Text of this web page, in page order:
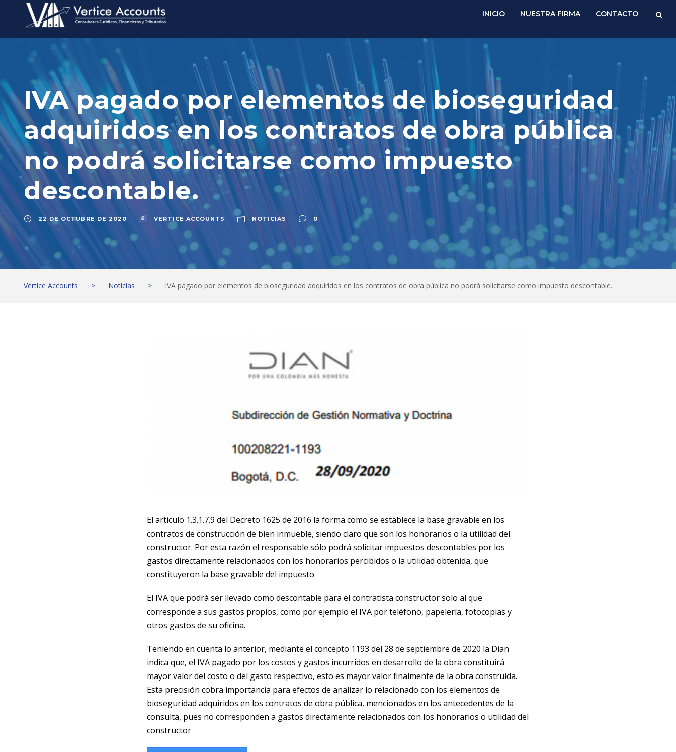
INICIO NUESTRA FIRMA CONTACTO
IVA pagado por elementos de bioseguridad
adquiridos en los contratos de obra pública
no podrá solicitarse como impuesto
descontable.
22 DE OCTUBRE DE 2020 VERTICE ACCOUNTS NOTICIAS 0
Vertice Accounts > Noticias > IVA pagado por elementos de bioseguridad adquiridos en los contratos de obra pública no podrá solicitarse como impuesto descontable.
El articulo 1.3.1.7.9 del Decreto 1625 de 2016 la forma como se establece la base gravable en los
contratos de construcción de bien inmueble, siendo claro que son los honorarios o la utilidad del
constructor. Por esta razón el responsable sólo podrá solicitar impuestos descontables por los
gastos directamente relacionados con los honorarios percibidos o la utilidad obtenida, que
constituyeron la base gravable del impuesto.
El IVA que podrá ser llevado como descontable para el contratista constructor solo al que
corresponde a sus gastos propios, como por ejemplo el IVA por teléfono, papelería, fotocopias y
otros gastos de su oficina.
Teniendo en cuenta lo anterior, mediante el concepto 1193 del 28 de septiembre de 2020 la Dian
indica que, el IVA pagado por los costos y gastos incurridos en desarrollo de la obra constituirá
mayor valor del costo o del gasto respectivo, esto es mayor valor finalmente de la obra construida.
Esta precisión cobra importancia para efectos de analizar lo relacionado con los elementos de
bioseguridad adquiridos en los contratos de obra pública, mencionados en los antecedentes de la
consulta, pues no corresponden a gastos directamente relacionados con los honorarios o utilidad del
constructor